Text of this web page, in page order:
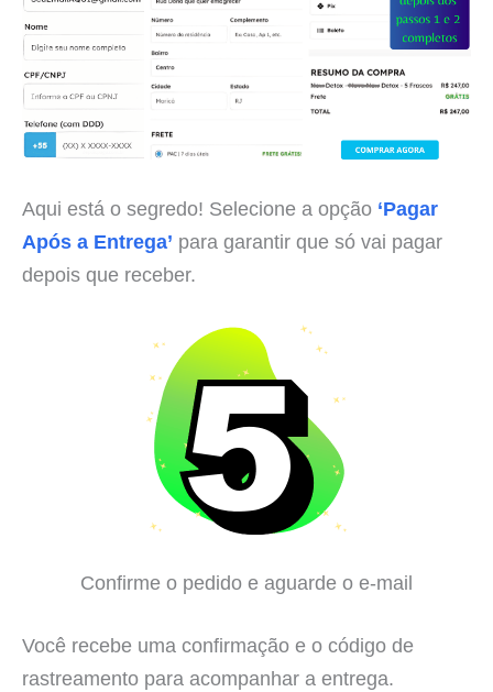
Aqui está o segredo! Selecione a opção ‘Pagar
Após a Entrega’ para garantir que só vai pagar
depois que receber.
Confirme o pedido e aguarde o e-mail
Você recebe uma confirmação e o código de
rastreamento para acompanhar a entrega.